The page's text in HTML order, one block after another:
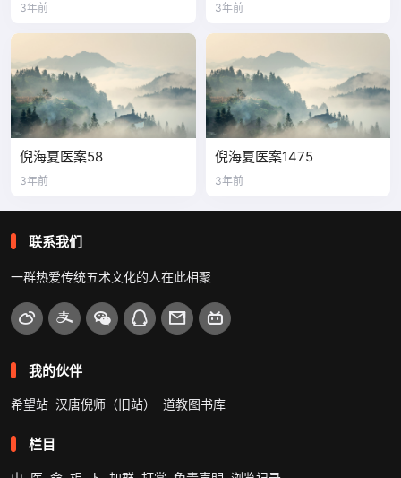
3年前 3年前
倪海夏医案58
3年前
倪海夏医案1475
3年前
联系我们
一群热爱传统五术文化的人在此相聚
我的伙伴
希望站 汉唐倪师（旧站） 道教图书库
栏目